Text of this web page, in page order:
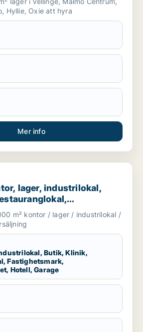
Hyllie, Oxie att hyra
Mer info
industrilokal, butik, klinik,
lager, industrilokal,
bostadsfastighet, hotell
salu i Malmö
m² kontor / lager / industrilokal /
Butik, Klinik,
Fastighetsmark,
Hotell, Garage